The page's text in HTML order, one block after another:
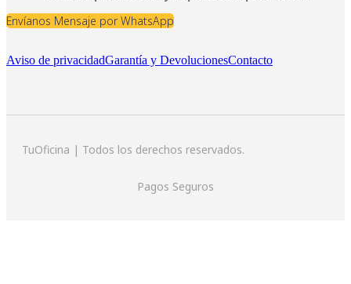
Envíanos Mensaje por WhatsApp
Aviso de privacidadGarantía y DevolucionesContacto
TuOficina | Todos los derechos reservados.
Pagos Seguros